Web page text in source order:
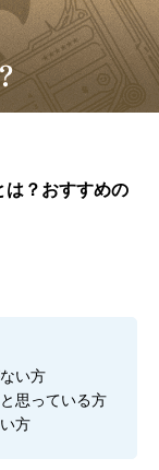
は？おすすめの
い方
思っている方
方